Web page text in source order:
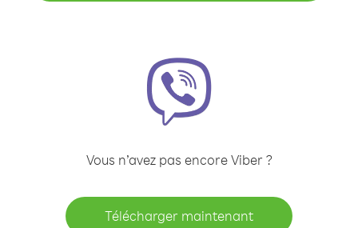
Vous n’avez pas encore Viber ?
Télécharger maintenant